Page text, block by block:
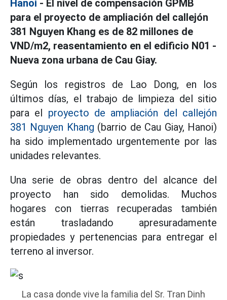
Hanoi - El nivel de compensación GPMB
para el proyecto de ampliación del callejón
381 Nguyen Khang es de 82 millones de
VND/m2, reasentamiento en el edificio N01 -
Nueva zona urbana de Cau Giay.
Según los registros de Lao Dong, en los
últimos días, el trabajo de limpieza del sitio
para el proyecto de ampliación del callejón
381 Nguyen Khang (barrio de Cau Giay, Hanoi)
ha sido implementado urgentemente por las
unidades relevantes.
Una serie de obras dentro del alcance del
proyecto han sido demolidas. Muchos
hogares con tierras recuperadas también
están trasladando apresuradamente
propiedades y pertenencias para entregar el
terreno al inversor.
La casa donde vive la familia del Sr. Tran Dinh